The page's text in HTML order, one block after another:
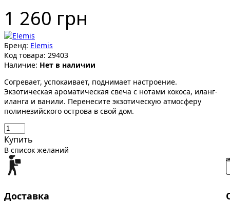
1 260 грн
Бренд: Elemis
Код товара: 29403
Наличие: Нет в наличии
Согревает, успокаивает, поднимает настроение.
Экзотическая ароматическая свеча с нотами кокоса, иланг-
иланга и ванили. Перенесите экзотическую атмосферу
полинезийского острова в свой дом.
Купить
В список желаний
Доставка